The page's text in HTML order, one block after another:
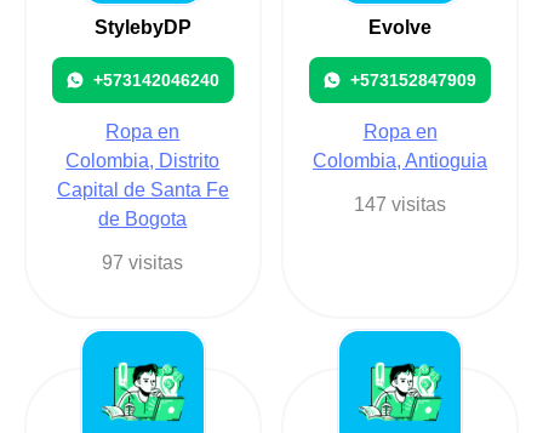
StylebyDP
+573142046240
Ropa en
Colombia, Distrito
Capital de Santa Fe
de Bogota
97 visitas
Evolve
+573152847909
Ropa en
Colombia, Antioguia
147 visitas